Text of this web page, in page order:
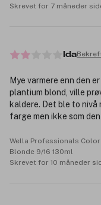
Skrevet for 7 måneder
Ida
Mye varmere enn den
plantium blond, ville
kaldere. Det ble to nivå
farge men ikke som
Wella Professionals
Blonde 9/16 130ml
Skrevet for 10 måneder